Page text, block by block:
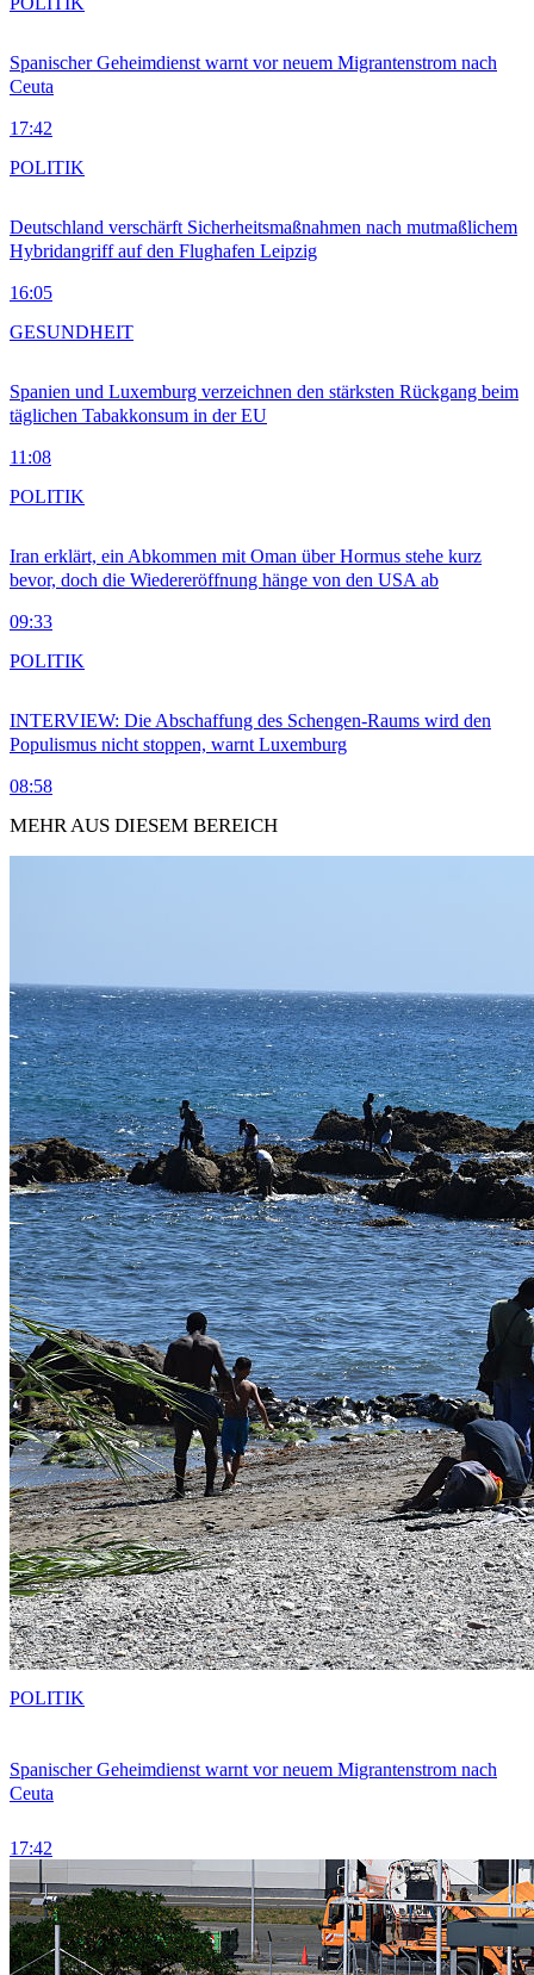
Spanischer Geheimdienst warnt vor neuem Migrantenstrom nach
Ceuta
17:42
Deutschland verschärft Sicherheitsmaßnahmen nach mutmaßlichem
Hybridangriff auf den Flughafen Leipzig
16:05
POLITIK
Spanien und Luxemburg verzeichnen den stärksten Rückgang beim
täglichen Tabakkonsum in der EU
11:08
GESUNDHEIT
Iran erklärt, ein Abkommen mit Oman über Hormus stehe kurz
bevor, doch die Wiedereröffnung hänge von den USA ab
09:33
POLITIK
INTERVIEW: Die Abschaffung des Schengen-Raums wird den
Populismus nicht stoppen, warnt Luxemburg
08:58
POLITIK
MEHR AUS DIESEM BEREICH
Spanischer Geheimdienst warnt vor neuem Migrantenstrom nach
Ceuta
17:42
POLITIK